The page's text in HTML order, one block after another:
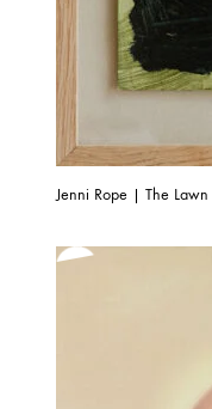
Jenni Rope | The